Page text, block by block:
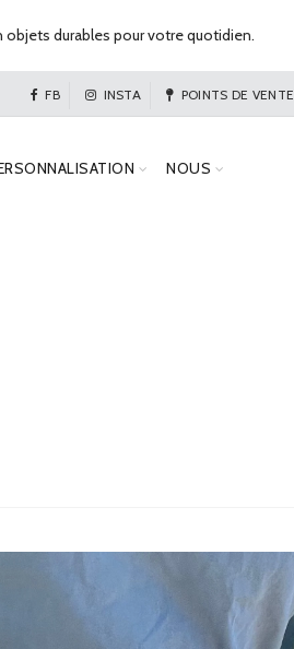
FB INSTA POINTS DE VENTE
NOUS
durables pour votre quotidien.